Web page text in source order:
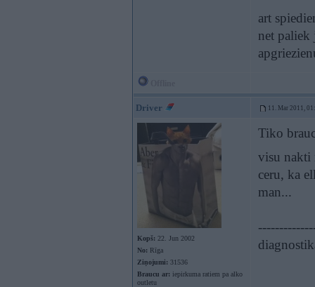
art
net paliek
Driver 11. Mar 2011,
Kopš: 22. Jun 2002
No: Rīga
Ziņojumi: 31536
Braucu ar: iepirkuma ratiem pa alko
outletu
Tiko
visu nakti
ceru, ka
man...